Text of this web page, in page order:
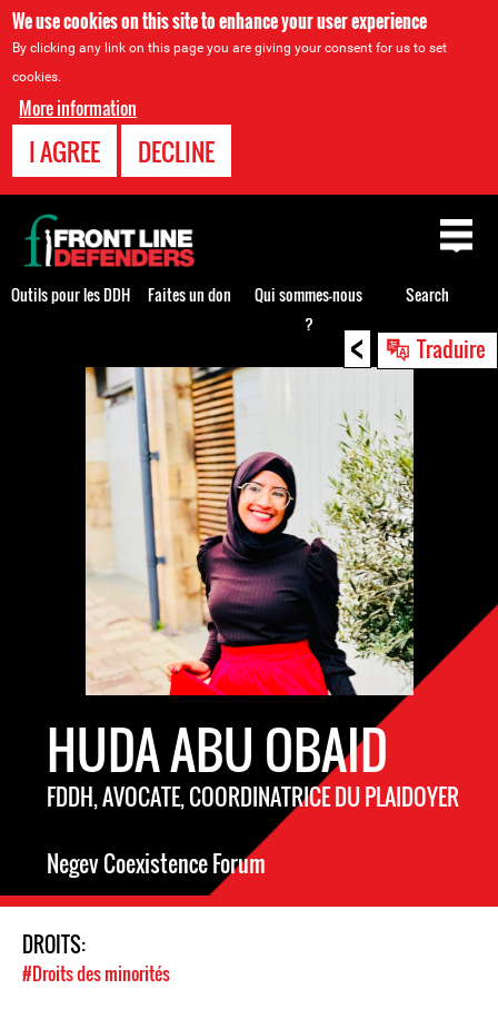
We use cookies on this site to enhance your user experience
By clicking any link on this page you are giving your consent for us to set
cookies.
More information
I AGREE DECLINE
< Traduire
HUDA ABU OBAID
FDDH, AVOCATE, COORDINATRICE DU PLAIDOYER
Negev Coexistence Forum
DROITS:
#Droits des minorités
Back
to
top
Outils pour les DDH Faites un don
Qui sommes-nous
?
Search